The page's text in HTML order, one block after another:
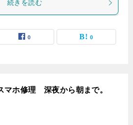
続きを読む
0 0
マホ修理 深夜から朝まで。